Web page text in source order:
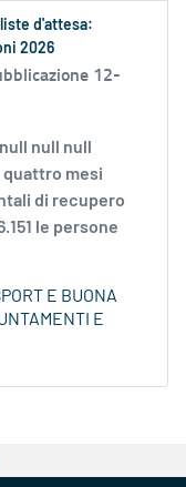
d'attesa:
2026
12-
null null
mesi
di recupero
le persone
E BUONA
E